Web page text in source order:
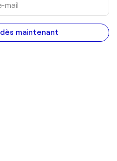
maintenant